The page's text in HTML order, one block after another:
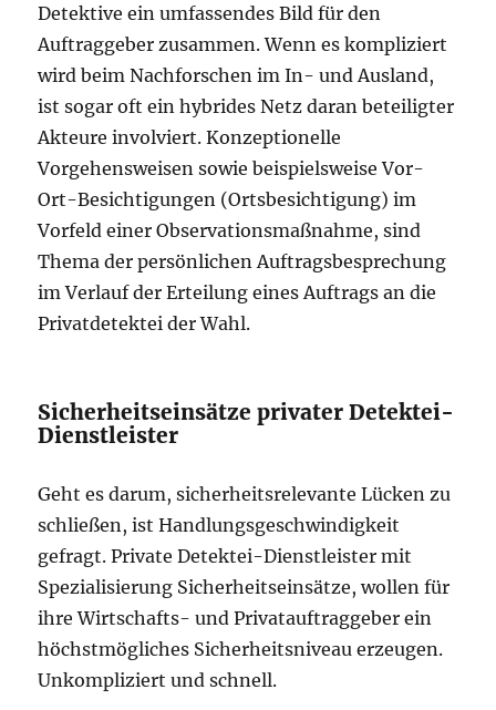
Detektive ein umfassendes Bild für den
Auftraggeber zusammen. Wenn es kompliziert
wird beim Nachforschen im In- und Ausland,
ist sogar oft ein hybrides Netz daran beteiligter
Akteure involviert. Konzeptionelle
Vorgehensweisen sowie beispielsweise Vor-
Ort-Besichtigungen (Ortsbesichtigung) im
Vorfeld einer Observationsmaßnahme, sind
Thema der persönlichen Auftragsbesprechung
im Verlauf der Erteilung eines Auftrags an die
Privatdetektei der Wahl.
Sicherheitseinsätze privater Detektei-
Dienstleister
Geht es darum, sicherheitsrelevante Lücken zu
schließen, ist Handlungsgeschwindigkeit
gefragt. Private Detektei-Dienstleister mit
Spezialisierung Sicherheitseinsätze, wollen für
ihre Wirtschafts- und Privatauftraggeber ein
höchstmögliches Sicherheitsniveau erzeugen.
Unkompliziert und schnell.